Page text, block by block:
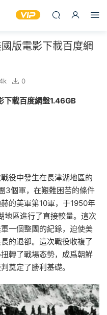
版電影下載百度網
0
下載百度網盤1.46GB
役中發生在長津湖地區的
3個軍，在艱難困苦的條件
的美軍第10軍，于1950年
地區進行了直接較量。這次
一個整團的紀錄，迫使美
的退卻。這次戰役收複了
轉了戰場态勢，成爲朝鮮
奠定了勝利基礎。